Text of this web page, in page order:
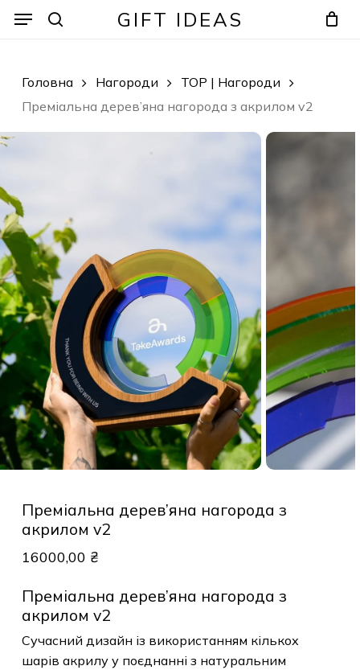
GIFT IDEAS
Menu
Головна Нагороди
TOP | Нагороди
Преміальна дерев’яна нагорода з акрилом v2
Преміальна дерев’яна нагорода з
акрилом v2
16000,00 ₴
Преміальна дерев’яна нагорода з
акрилом v2
Сучасний дизайн із використанням кількох
шарів акрилу у поєднанні з натуральним
Menu